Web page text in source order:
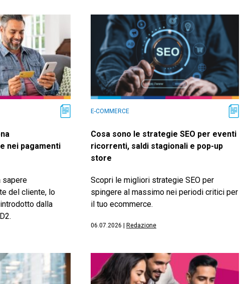
nei pagamenti
sapere
del cliente, lo
dalla
E-COMMERCE
Cosa sono le strategie SEO per eventi
ricorrenti, saldi stagionali e pop-up
store
Scopri le migliori strategie SEO per
spingere al massimo nei periodi critici per
il tuo ecommerce.
06.07.2026 Redazione